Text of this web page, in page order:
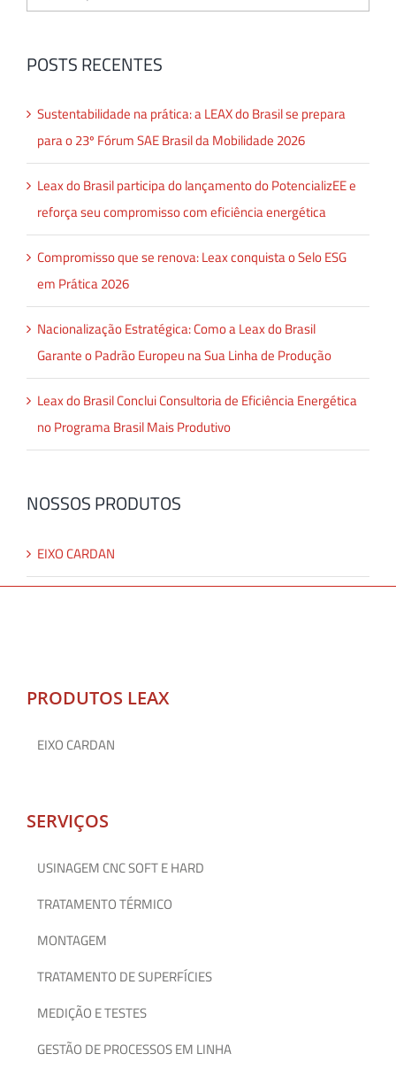
resultados
POSTS RECENTES
Sustentabilidade na prática: a LEAX do Brasil se prepara
para o 23º Fórum SAE Brasil da Mobilidade 2026
Leax do Brasil participa do lançamento do PotencializEE e
reforça seu compromisso com eficiência energética
Compromisso que se renova: Leax conquista o Selo ESG
em Prática 2026
Nacionalização Estratégica: Como a Leax do Brasil
Garante o Padrão Europeu na Sua Linha de Produção
Leax do Brasil Conclui Consultoria de Eficiência Energética
no Programa Brasil Mais Produtivo
NOSSOS PRODUTOS
EIXO CARDAN
PRODUTOS LEAX
EIXO CARDAN
SERVIÇOS
USINAGEM CNC SOFT E HARD
TRATAMENTO TÉRMICO
MONTAGEM
TRATAMENTO DE SUPERFÍCIES
MEDIÇÃO E TESTES
GESTÃO DE PROCESSOS EM LINHA